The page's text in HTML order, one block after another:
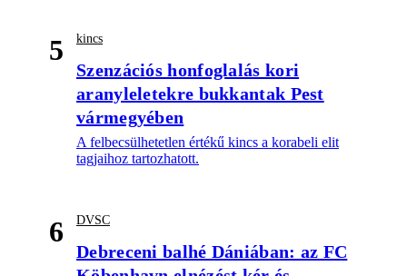
5 kincs
Szenzációs honfoglalás kori
aranyleletekre bukkantak Pest
vármegyében
A felbecsülhetetlen értékű kincs a korabeli elit
tagjaihoz tartozhatott.
6 DVSC
Debreceni balhé Dániában: az FC